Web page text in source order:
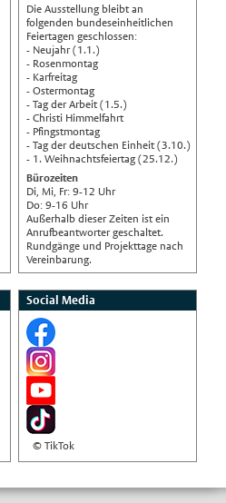
Die Ausstellung bleibt an
folgenden bundeseinheitlichen
Feiertagen geschlossen:
- Neujahr (1.1.)
- Rosenmontag
- Karfreitag
- Ostermontag
- Tag der Arbeit (1.5.)
- Christi Himmelfahrt
- Pfingstmontag
- Tag der deutschen Einheit (3.10.)
- 1. Weihnachtsfeiertag (25.12.)
Bürozeiten
Di, Mi, Fr: 9-12 Uhr
Do: 9-16 Uhr
Außerhalb dieser Zeiten ist ein
Anrufbeantworter geschaltet.
Rundgänge und Projekttage nach
Vereinbarung.
Social Media
© TikTok